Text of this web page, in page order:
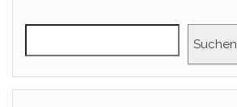
Suchen